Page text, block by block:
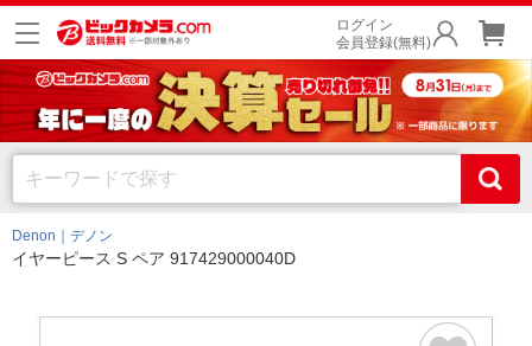
ログイン
会員登録(無料)
Denon｜デノン
イヤーピース S ペア 917429000040D